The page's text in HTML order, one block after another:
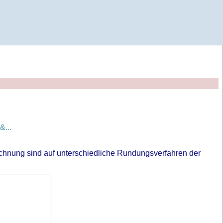
sind auf unterschiedliche Rundungsverfahren der